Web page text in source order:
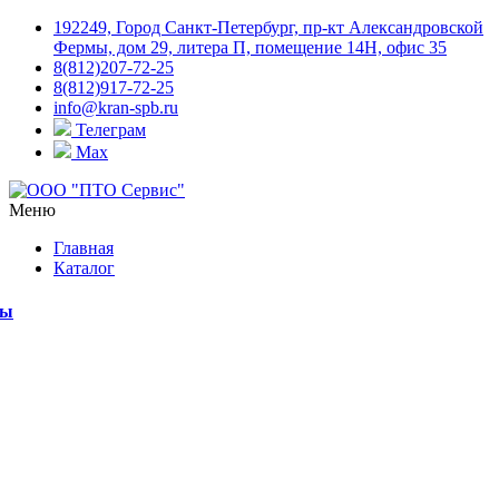
192249, Город Санкт-Петербург, пр-кт Александровской
Фермы, дом 29, литера П, помещение 14Н, офис 35
8(812)207-72-25
8(812)917-72-25
info@kran-spb.ru
Телеграм
Max
Меню
Главная
Каталог